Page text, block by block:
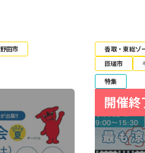
野田市
香取・東総ゾ
匝瑳市
特集